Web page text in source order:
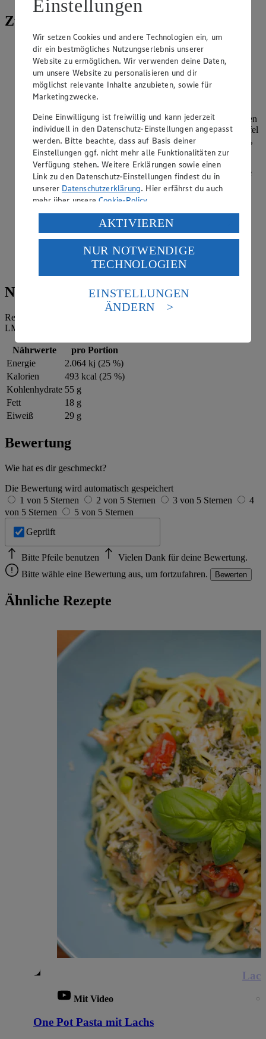
Zubereitung
Den Wildlachs in etwa 2 cm breite Streifen schneiden,
anschließend würfeln. Mit Salz und Pfeffer würzen.
Die Spaghetti in genügend kochendem Salzwasser al dente
kochen, abgießen und gut abtropfen lassen.
Paprikaschoten halbieren, Stielansatz, Samen und die weißen
Trennwände entfernen und das Fruchtfleisch in kleine Würfel
schneiden. 2 EL Olivenöl in einer Pfanne erhitzen, Zwiebel,
Knoblauch und Paprikaschoten zufügen, Gemüsefond
angießen und bei reduzierter Hitze 5 Minuten garen. Den
Rucola waschen, gut abtropfen lassen und die groben Stiele
entfernen, in die Pfanne geben und 1 Minute mit garen.
Spaghetti zufügen, untermischen, mit Salz und Pfeffer
würzen.
In einer zweiten Pfanne das restliche Olivenöl erhitzen und
die Lachswürfel darin von allen Seiten 2-3 Minuten braten.
Vorsichtig unter die Spaghetti heben.
Anrichten und mit dem Grana Padano bestreut servieren.
Nährwerte
Referenzmenge für einen durchschnittlichen Erwachsenen laut
LMIV (8.400 kJ/2.000 kcal).
Nährwerte
pro Portion
Energie
2.064 kj (25 %)
Kalorien
493 kcal (25 %)
Kohlenhydrate 55 g
Fett
18 g
Eiweiß
29 g
Bewertung
Wie hat es dir geschmeckt?
Die Bewertung wird automatisch gespeichert
1 von 5 Sternen
2 von 5 Sternen 3 von 5 Sternen
4
von 5 Sternen
5 von 5 Sternen
Geprüft
Bitte Pfeile benutzen
Vielen Dank für deine Bewertung.
Bitte wähle eine Bewertung aus, um fortzufahren.
Bewerten
Ähnliche Rezepte
Mit Video
One Pot Pasta mit Lachs
Einstellungen
Wir setzen Cookies und andere Technologien ein, um
dir ein bestmögliches Nutzungserlebnis unserer
Website zu ermöglichen. Wir verwenden deine Daten,
um unsere Website zu personalisieren und dir
möglichst relevante Inhalte anzubieten, sowie für
Marketingzwecke.
Deine Einwilligung ist freiwillig und kann jederzeit
individuell in den Datenschutz-Einstellungen angepasst
werden. Bitte beachte, dass auf Basis deiner
Einstellungen ggf. nicht mehr alle Funktionalitäten zur
Verfügung stehen. Weitere Erklärungen sowie einen
Link zu den Datenschutz-Einstellungen findest du in
unserer Datenschutzerklärung. Hier erfährst du auch
mehr über unsereCookie-Policy.
Verarbeitung deiner personenbezogenen Daten in den
USA durch Facebook und YouTube:
Wenn du auf „Aktivieren“ klickst, willigst du im Sinne
des Art. 49 Abs. 1 Satz 1 lit. a) DSGVO ein, dass deine
Daten in den USA verarbeitet werden. Der EuGH sieht
die USA als Land mit einem nach europäischen
Standards nicht angemessenen Datenschutzniveau an.
Es besteht das Risiko eines Zugriffs durch US-
Informationen zum Herausgeber der Seite findest du
imImpressum
AKTIVIEREN
NUR NOTWENDIGE
TECHNOLOGIEN
EINSTELLUNGEN
ÄNDERN